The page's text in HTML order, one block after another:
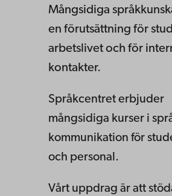
Mångsidiga
en förutsättning för
arbetslivet och för
kontakter.
Språkcentret erbjuder
mångsidiga kurser i
kommunikation för
och personal.
Vårt uppdrag är att